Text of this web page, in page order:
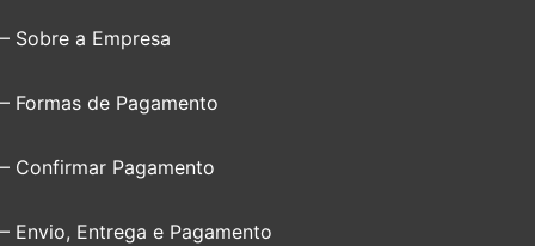
– Sobre a Empresa
– Formas de Pagamento
– Confirmar Pagamento
– Envio, Entrega e Pagamento